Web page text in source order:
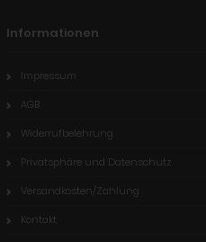
Informationen
Impressum
AGB
Widerrufbelehrung
Privatsphäre und Datenschutz
Versandkosten/Zahlung
Kontakt